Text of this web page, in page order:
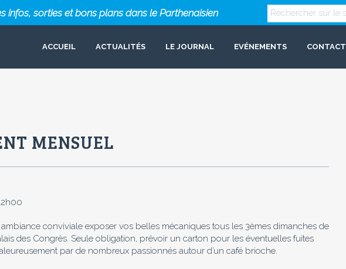
infos, sorties et bons plans dans le Parthenaisien
ACCUEIL ACTUALITÉS LE JOURNAL EVÉNEMENTS CONTACT
MENSUEL
conviviale exposer vos belles mécaniques tous les 3èmes dimanches de
des Congrès. Seule obligation, prévoir un carton pour les éventuelles fuites
par de nombreux passionnés autour d’un café brioche.